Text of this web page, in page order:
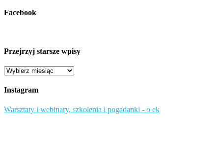
Facebook
Przejrzyj starsze wpisy
Przejrzyj
wpisy
Instagram
Warsztaty i webinary, szkolenia i pogadanki - o ek